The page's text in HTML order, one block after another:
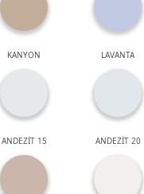
KANYON LAVANTA
ANDEZİT 15 ANDEZİT 20